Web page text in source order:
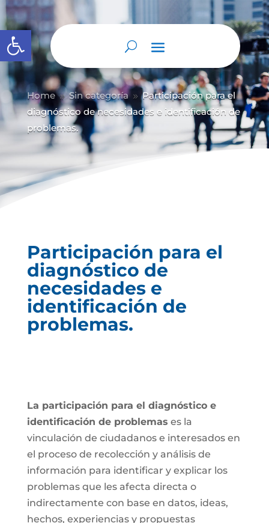
Abrir barra de herramientas
Home 9 Sin categoría 9 Participación para el
diagnóstico de necesidades e identificación de
problemas.
Participación para el
diagnóstico de
necesidades e
identificación de
problemas.
La participación para el diagnóstico e
identificación de problemas es la
vinculación de ciudadanos e interesados en
el proceso de recolección y análisis de
información para identificar y explicar los
problemas que les afecta directa o
indirectamente con base en datos, ideas,
hechos, experiencias y propuestas